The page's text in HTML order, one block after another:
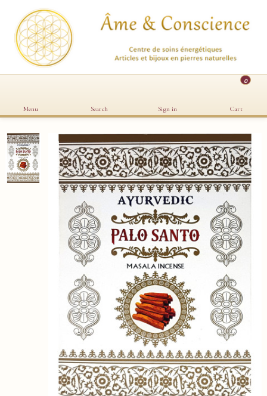
Menu Search Sign in
0
Cart